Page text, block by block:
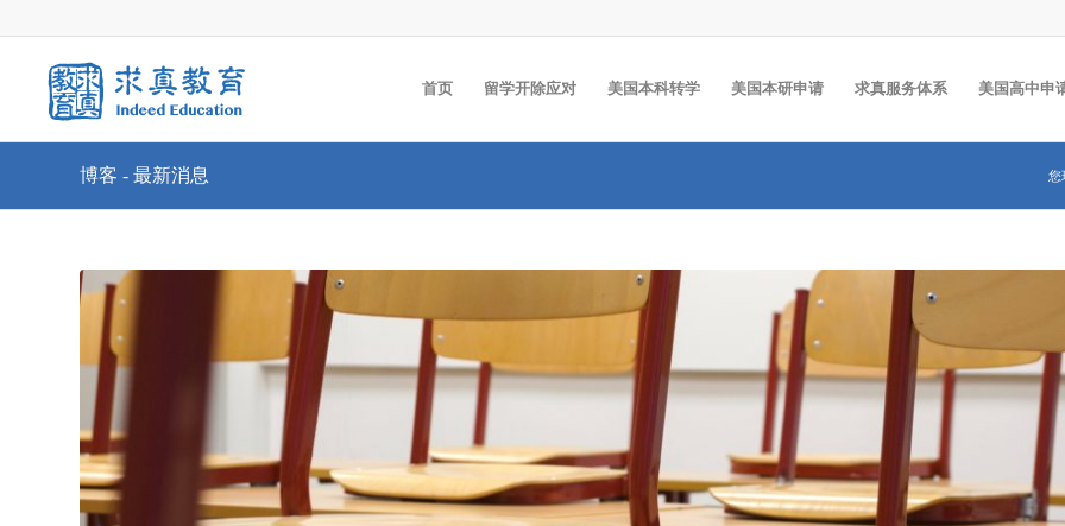
首页 留学开除应对 美国本科转学 美国本研申请 求真服务体系 美国高中申
博客 - 最新消息 您